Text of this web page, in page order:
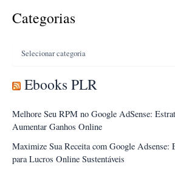
Categorias
Ebooks PLR
Melhore Seu RPM no Google AdSense:
Aumentar Ganhos Online
Maximize Sua Receita com Google Adsense:
para Lucros Online Sustentáveis